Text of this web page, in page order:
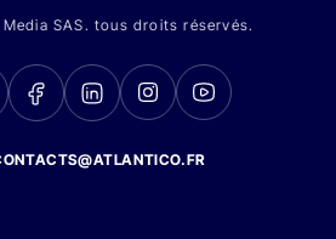
SAS. tous droits réservés.